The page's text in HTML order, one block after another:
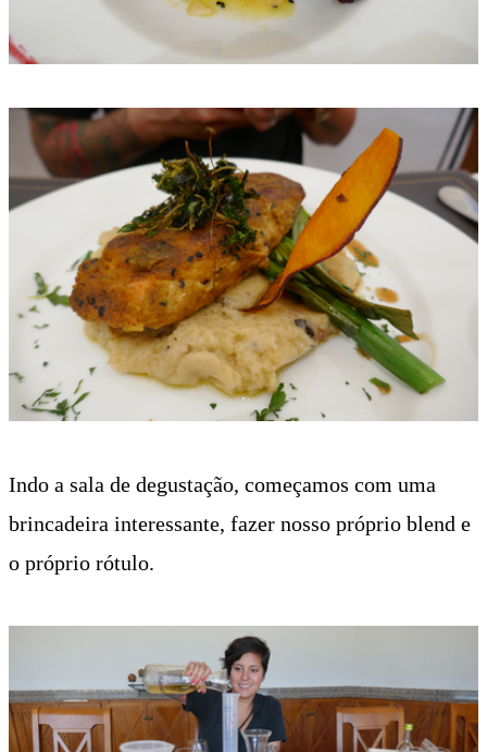
Indo a sala de degustação, começamos com uma
brincadeira interessante, fazer nosso próprio blend e
o próprio rótulo.